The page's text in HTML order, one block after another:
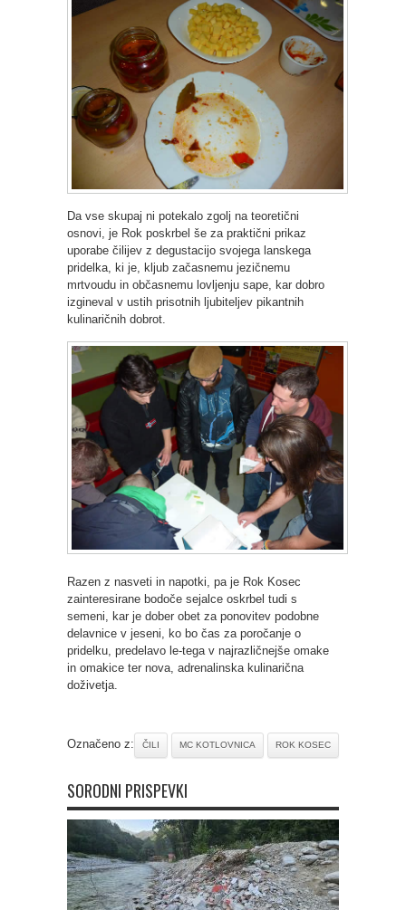
Da vse skupaj ni potekalo zgolj na teoretični
osnovi, je Rok poskrbel še za praktični prikaz
uporabe čilijev z degustacijo svojega lanskega
pridelka, ki je, kljub začasnemu jezičnemu
mrtvoudu in občasnemu lovljenju sape, kar dobro
izgineval v ustih prisotnih ljubiteljev pikantnih
kulinaričnih dobrot.
Razen z nasveti in napotki, pa je Rok Kosec
zainteresirane bodoče sejalce oskrbel tudi s
semeni, kar je dober obet za ponovitev podobne
delavnice v jeseni, ko bo čas za poročanje o
pridelku, predelavo le-tega v najrazličnejše omake
in omakice ter nova, adrenalinska kulinarična
doživetja.
Označeno z: ČILI MC KOTLOVNICA ROK KOSEC
SORODNI PRISPEVKI